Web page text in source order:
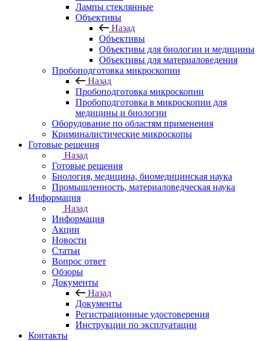
Лампы стеклянные
Объективы
Назад
Объективы
Объективы для биологии и медицины
Объективы для материаловедения
Пробоподготовка микроскопии
Назад
Пробоподготовка микроскопии
Пробоподготовка в микроскопии для
медицины и биологии
Оборудование по областям применения
Криминалистические микроскопы
Готовые решения
Назад
Готовые решения
Биология, медицина, биомедицинская наука
Промышленность, материаловедческая наука
Информация
Назад
Информация
Акции
Новости
Статьи
Вопрос ответ
Обзоры
Документы
Назад
Документы
Регистрационные удостоверения
Инструкции по эксплуатации
Контакты